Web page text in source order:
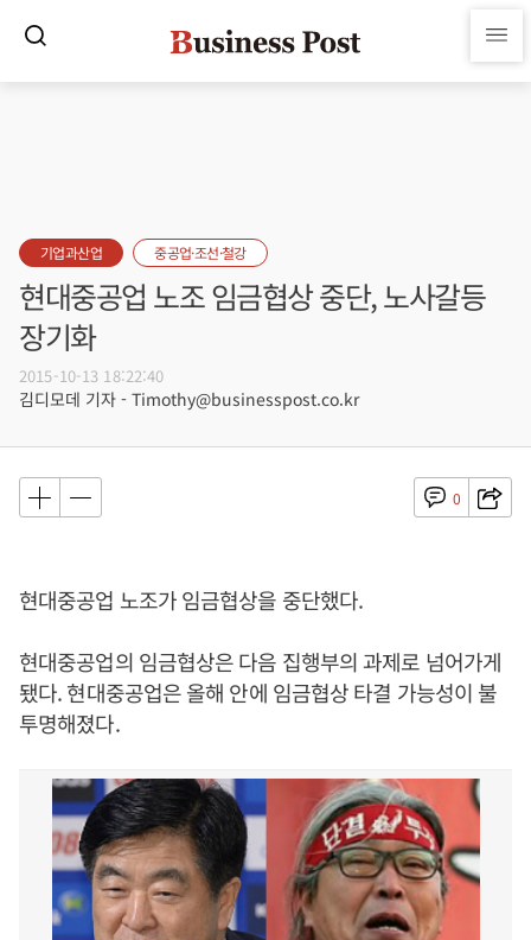
기업과산업 중공업·조선·철강
현대중공업 노조 임금협상 중단, 노사갈등
장기화
2015-10-13 18:22:40
김디모데 기자 - Timothy@businesspost.co.kr
0
현대중공업 노조가 임금협상을 중단했다.
현대중공업의 임금협상은 다음 집행부의 과제로 넘어가게
됐다. 현대중공업은 올해 안에 임금협상 타결 가능성이 불
투명해졌다.